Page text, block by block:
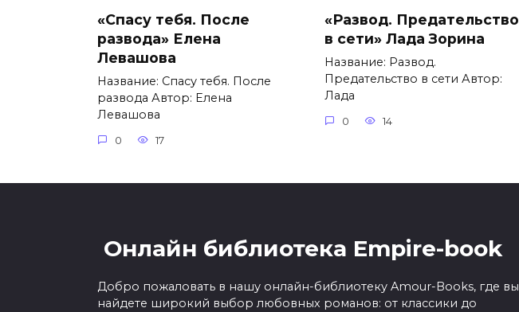
«Спасу тебя. После
развода» Елена
Левашова
Название: Спасу тебя. После
развода Автор: Елена
Левашова
0 17
«Развод. Предательство
в сети» Лада Зорина
Название: Развод.
Предательство в сети Автор:
Лада
0 14
Онлайн библиотека Empire-book
Добро пожаловать в нашу онлайн-библиотеку Amour-Books, где вы
найдете широкий выбор любовных романов: от классики до